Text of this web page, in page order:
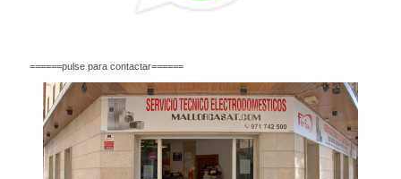
======pulse para contactar======